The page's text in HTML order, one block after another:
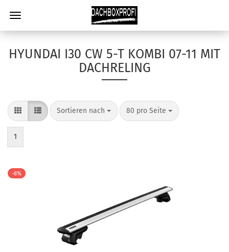
HYUNDAI I30 CW 5-T KOMBI 07-11 MIT
DACHRELING
Sortieren nach 80 pro Seite
1
-8%